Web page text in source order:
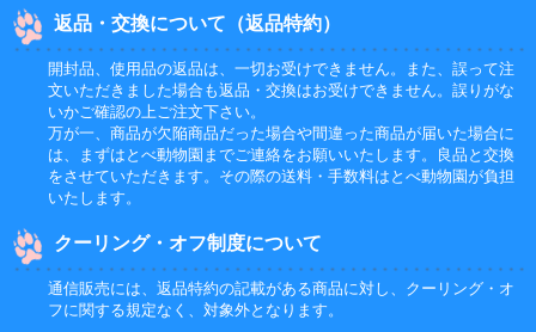
返品・交換について（返品特約）
開封品、使用品の返品は、一切お受けできません。また、誤って注
文いただきました場合も返品・交換はお受けできません。誤りがな
いかご確認の上ご注文下さい。
万が一、商品が欠陥商品だった場合や間違った商品が届いた場合に
は、まずはとべ動物園までご連絡をお願いいたします。良品と交換
をさせていただきます。その際の送料・手数料はとべ動物園が負担
いたします。
クーリング・オフ制度について
通信販売には、返品特約の記載がある商品に対し、クーリング・オ
フに関する規定なく、対象外となります。